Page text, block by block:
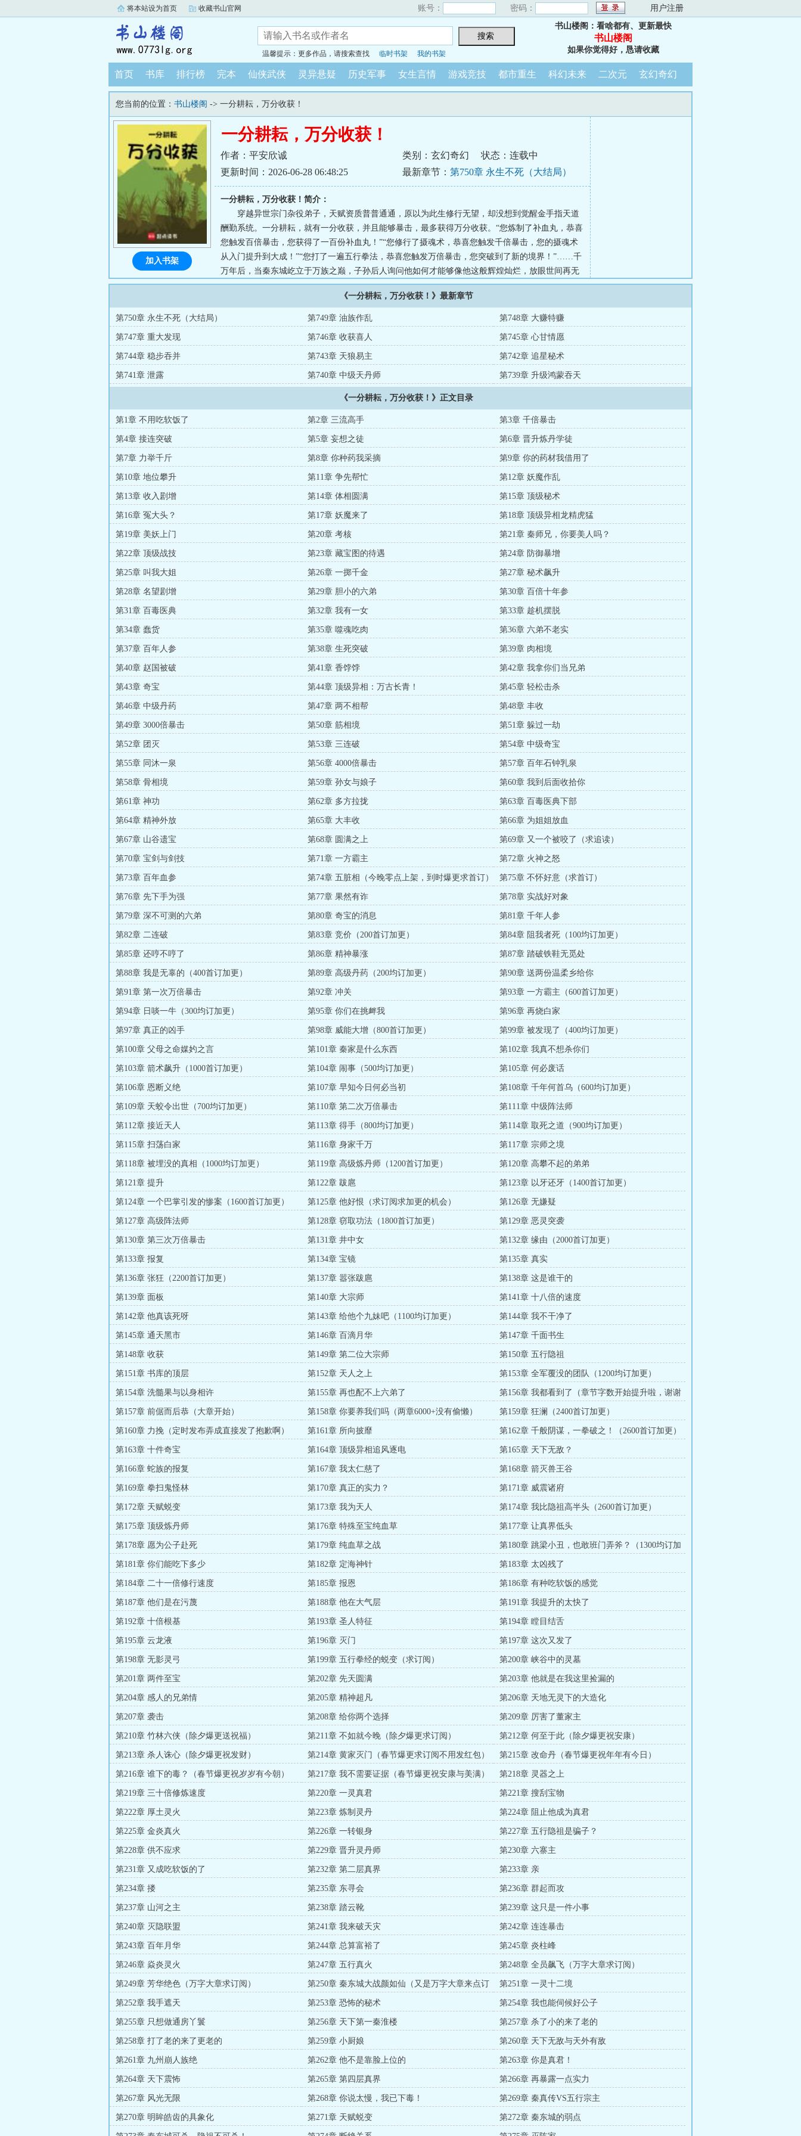
将本站设为首页 收藏书山官网 账号： 密码： 用户注册
温馨提示：更多作品，请搜索查找 临时书架 我的书架
书山楼阁：看啥都有、更新最快
书山楼阁
如果你觉得好，恳请收藏
首页 书库 排行榜 完本 仙侠武侠 灵异悬疑 历史军事 女生言情 游戏竞技 都市重生 科幻未来 二次元 玄幻奇幻
您当前的位置： 书山楼阁 -> 一分耕耘，万分收获！
一分耕耘，万分收获！
作者：平安欣诚 类别：玄幻奇幻
状态：连载中
更新时间：2026-06-28 06:48:25
最新章节： 第750章 永生不死（大结局）
一分耕耘，万分收获！简介：
穿越异世宗门杂役弟子，天赋资质普普通通，原以为此生修行无望，却没想到觉醒金手指天道
酬勤系统。一分耕耘，就有一分收获，并且能够暴击，最多获得万分收获。“您炼制了补血丸，恭喜
您触发百倍暴击，您获得了一百份补血丸！”“您修行了摄魂术，恭喜您触发千倍暴击，您的摄魂术
从入门提升到大成！”“您打了一遍五行拳法，恭喜您触发万倍暴击，您突破到了新的境界！”……千
万年后，当秦东城屹立于万族之巅，子孙后人询问他如何才能够像他这般辉煌灿烂，放眼世间再无
一合之敌。秦东城笑道：“无它，唯天道酬勤也。”...
加入书架
《一分耕耘，万分收获！》最新章节
第750章 永生不死（大结局） 第749章 油族作乱 第748章 大赚特赚
第747章 重大发现 第746章 收获喜人 第745章 心甘情愿
第744章 稳步吞并 第743章 天狼易主 第742章 追星秘术
第741章 泄露 第740章 中级天丹师 第739章 升级鸿蒙吞天
《一分耕耘，万分收获！》正文目录
第1章 不用吃软饭了 第2章 三流高手 第3章 千倍暴击
第4章 接连突破 第5章 妄想之徒 第6章 晋升炼丹学徒
第7章 力举千斤 第8章 你种药我采摘 第9章 你的药材我借用了
第10章 地位攀升 第11章 争先帮忙 第12章 妖魔作乱
第13章 收入剧增 第14章 体相圆满 第15章 顶级秘术
第16章 冤大头？ 第17章 妖魔来了 第18章 顶级异相龙精虎猛
第19章 美妖上门 第20章 考核 第21章 秦师兄，你要美人吗？
第22章 顶级战技 第23章 藏宝图的待遇 第24章 防御暴增
第25章 叫我大姐 第26章 一掷千金 第27章 秘术飙升
第28章 名望剧增 第29章 胆小的六弟 第30章 百倍十年参
第31章 百毒医典 第32章 我有一女 第33章 趁机摆脱
第34章 蠢货 第35章 噬魂吃肉 第36章 六弟不老实
第37章 百年人参 第38章 生死突破 第39章 肉相境
第40章 赵国被破 第41章 香饽饽 第42章 我拿你们当兄弟
第43章 奇宝 第44章 顶级异相：万古长青！ 第45章 轻松击杀
第46章 中级丹药 第47章 两不相帮 第48章 丰收
第49章 3000倍暴击 第50章 筋相境 第51章 躲过一劫
第52章 团灭 第53章 三连破 第54章 中级奇宝
第55章 同沐一泉 第56章 4000倍暴击 第57章 百年石钟乳泉
第58章 骨相境 第59章 孙女与娘子 第60章 我到后面收拾你
第61章 神功 第62章 多方拉拢 第63章 百毒医典下部
第64章 精神外放 第65章 大丰收 第66章 为姐姐放血
第67章 山谷遗宝 第68章 圆满之上 第69章 又一个被咬了（求追读）
第70章 宝剑与剑技 第71章 一方霸主 第72章 火神之怒
第73章 百年血参 第74章 五脏相（今晚零点上架，到时爆更求首订） 第75章 不怀好意（求首订）
第76章 先下手为强 第77章 果然有诈 第78章 实战好对象
第79章 深不可测的六弟 第80章 奇宝的消息 第81章 千年人参
第82章 二连破 第83章 竞价（200首订加更） 第84章 阻我者死（100均订加更）
第85章 还哼不哼了 第86章 精神暴涨 第87章 踏破铁鞋无觅处
第88章 我是无辜的（400首订加更） 第89章 高级丹药（200均订加更） 第90章 送两份温柔乡给你
第91章 第一次万倍暴击 第92章 冲关 第93章 一方霸主（600首订加更）
第94章 日啖一牛（300均订加更） 第95章 你们在挑衅我 第96章 再烧白家
第97章 真正的凶手 第98章 威能大增（800首订加更） 第99章 被发现了（400均订加更）
第100章 父母之命媒妁之言 第101章 秦家是什么东西 第102章 我真不想杀你们
第103章 箭术飙升（1000首订加更） 第104章 闹事（500均订加更） 第105章 何必废话
第106章 恩断义绝 第107章 早知今日何必当初 第108章 千年何首乌（600均订加更）
第109章 天蛟令出世（700均订加更） 第110章 第二次万倍暴击 第111章 中级阵法师
第112章 接近天人 第113章 得手（800均订加更） 第114章 取死之道（900均订加更）
第115章 扫荡白家 第116章 身家千万 第117章 宗师之境
第118章 被埋没的真相（1000均订加更） 第119章 高级炼丹师（1200首订加更） 第120章 高攀不起的弟弟
第121章 提升 第122章 跋扈 第123章 以牙还牙（1400首订加更）
第124章 一个巴掌引发的惨案（1600首订加更） 第125章 他好恨（求订阅求加更的机会） 第126章 无嫌疑
第127章 高级阵法师 第128章 窃取功法（1800首订加更） 第129章 恶灵突袭
第130章 第三次万倍暴击 第131章 井中女 第132章 缘由（2000首订加更）
第133章 报复 第134章 宝镜 第135章 真实
第136章 张狂（2200首订加更） 第137章 嚣张跋扈 第138章 这是谁干的
第139章 面板 第140章 大宗师 第141章 十八倍的速度
第142章 他真该死呀 第143章 给他个九妹吧（1100均订加更） 第144章 我不干净了
第145章 通天黑市 第146章 百滴月华 第147章 千面书生
第148章 收获 第149章 第二位大宗师 第150章 五行隐祖
第151章 书库的顶层 第152章 天人之上 第153章 全军覆没的团队（1200均订加更）
第154章 洗髓果与以身相许 第155章 再也配不上六弟了
第156章 我都看到了（章节字数开始提升啦，谢谢
订阅的大佬们！）
第157章 前倨而后恭（大章开始） 第158章 你要养我们吗（两章6000+没有偷懒） 第159章 狂澜（2400首订加更）
第160章 力挽（定时发布弄成直接发了抱歉啊） 第161章 所向披靡 第162章 千般阴谋，一拳破之！（2600首订加更）
第163章 十件奇宝 第164章 顶级异相追风逐电 第165章 天下无敌？
第166章 蛇族的报复 第167章 我太仁慈了 第168章 箭灭兽王谷
第169章 拳扫鬼怪林 第170章 真正的实力？ 第171章 威震诸府
第172章 天赋蜕变 第173章 我为天人 第174章 我比隐祖高半头（2600首订加更）
第175章 顶级炼丹师 第176章 特殊至宝纯血草 第177章 让真界低头
第178章 愿为公子赴死 第179章 纯血草之战
第180章 跳梁小丑，也敢班门弄斧？（1300均订加
更）
第181章 你们能吃下多少 第182章 定海神针 第183章 太凶残了
第184章 二十一倍修行速度 第185章 报恩 第186章 有种吃软饭的感觉
第187章 他们是在污蔑 第188章 他在大气层 第191章 我提升的太快了
第192章 十倍根基 第193章 圣人特征 第194章 瞠目结舌
第195章 云龙液 第196章 灭门 第197章 这次又发了
第198章 无影灵弓 第199章 五行拳经的蜕变（求订阅） 第200章 峡谷中的灵墓
第201章 两件至宝 第202章 先天圆满 第203章 他就是在我这里捡漏的
第204章 感人的兄弟情 第205章 精神超凡 第206章 天地无灵下的大造化
第207章 袭击 第208章 给你两个选择 第209章 厉害了董家主
第210章 竹林六侠（除夕爆更送祝福） 第211章 不如就今晚（除夕爆更求订阅） 第212章 何至于此（除夕爆更祝安康）
第213章 杀人诛心（除夕爆更祝发财） 第214章 黄家灭门（春节爆更求订阅不用发红包） 第215章 改命丹（春节爆更祝年年有今日）
第216章 谁下的毒？（春节爆更祝岁岁有今朝） 第217章 我不需要证据（春节爆更祝安康与美满） 第218章 灵器之上
第219章 三十倍修炼速度 第220章 一灵真君 第221章 搜刮宝物
第222章 厚土灵火 第223章 炼制灵丹 第224章 阻止他成为真君
第225章 金炎真火 第226章 一转银身 第227章 五行隐祖是骗子？
第228章 供不应求 第229章 晋升灵丹师 第230章 六寨主
第231章 又成吃软饭的了 第232章 第二层真界 第233章 亲
第234章 搂 第235章 东寻会 第236章 群起而攻
第237章 山河之主 第238章 踏云靴 第239章 这只是一件小事
第240章 灭隐联盟 第241章 我来破天灾 第242章 连连暴击
第243章 百年月华 第244章 总算富裕了 第245章 炎柱峰
第246章 焱炎灵火 第247章 五行真火 第248章 全员飙飞（万字大章求订阅）
第249章 芳华绝色（万字大章求订阅）
第250章 秦东城大战颜如仙（又是万字大章来点订
阅吧）
第251章 一灵十二境
第252章 我手遮天 第253章 恐怖的秘术 第254章 我也能伺候好公子
第255章 只想做通房丫鬟 第256章 天下第一秦淮楼 第257章 杀了小的来了老的
第258章 打了老的来了更老的 第259章 小厨娘 第260章 天下无敌与天外有敌
第261章 九州崩人族绝 第262章 他不是靠脸上位的 第263章 你是真君！
第264章 天下震怖 第265章 第四层真界 第266章 再暴露一点实力
第267章 风光无限 第268章 你说太慢，我已下毒！ 第269章 秦真传VS五行宗主
第270章 明眸皓齿的具象化 第271章 天赋蜕变 第272章 秦东城的弱点